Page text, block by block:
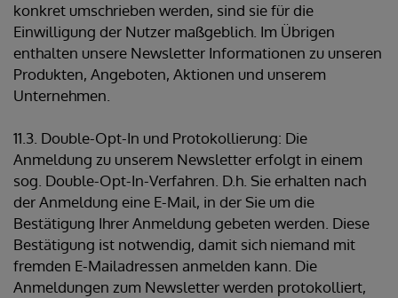
konkret umschrieben werden, sind sie für die
Einwilligung der Nutzer maßgeblich. Im Übrigen
enthalten unsere Newsletter Informationen zu unseren
Produkten, Angeboten, Aktionen und unserem
Unternehmen.
11.3. Double-Opt-In und Protokollierung: Die
Anmeldung zu unserem Newsletter erfolgt in einem
sog. Double-Opt-In-Verfahren. D.h. Sie erhalten nach
der Anmeldung eine E-Mail, in der Sie um die
Bestätigung Ihrer Anmeldung gebeten werden. Diese
Bestätigung ist notwendig, damit sich niemand mit
fremden E-Mailadressen anmelden kann. Die
Anmeldungen zum Newsletter werden protokolliert,